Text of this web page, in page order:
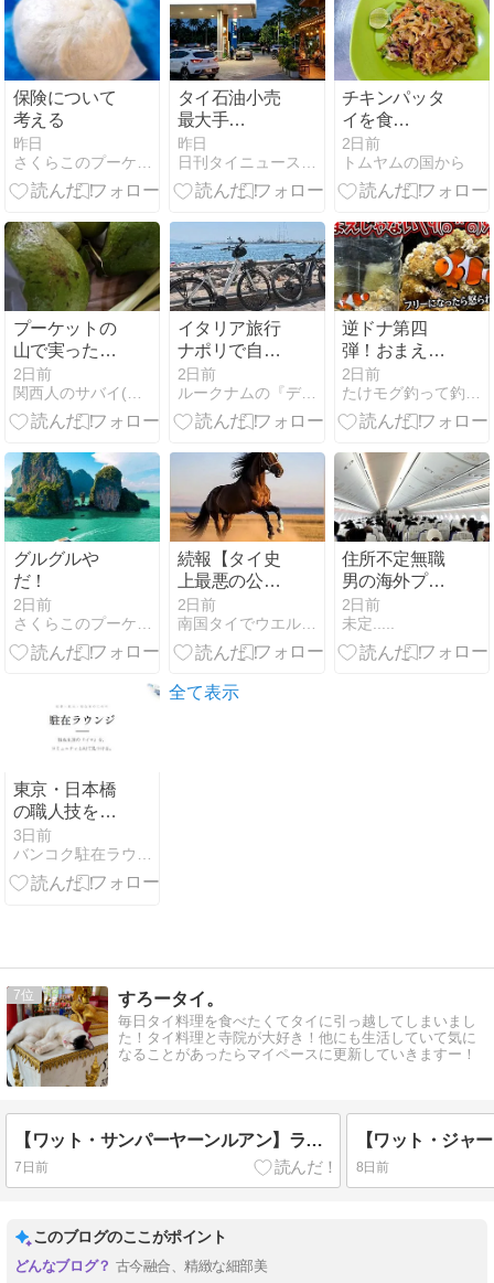
保険について
考える
昨日
タイ石油小売
最大手
PTTOR、上半
期売上3820億
バーツで9.2%
業に投資加速
昨日
チキンパッタ
イを食
す！！！：
Pad Thai &
Tom Yum 2
2日前
トムヤムの国から
プーケットの
山で実ったア
ボカドもらっ
た!
2日前
イタリア旅行
ナポリで自転
車シティツア
ー （4日め
2026年7月29
2日前
ルークナムの『デブだけどタイで自転車のってます。』
逆ドナ第四
弾！おまえじ
ゃないやつ、
たくさん確
保！のまき
2日前
グルグルや
だ！
2日前
続報【タイ史
上最悪の公務
員試験不正事
件】不正に関
与した5,925人
採用候補者名
2日前
南国タイでウエルネスな生活を
住所不定無職
男の海外プラ
プラ旅(インド
ネシア編第1
章)
2日前
未定.....
東京・日本橋
の職人技をタ
イにお届け！
「日本橋とん
かつ 一
3日前
全て表示
7 すろータイ。
毎日タイ料理を食べたくてタイに引っ越してしまいまし
た！タイ料理と寺院が大好き！他にも生活していて気に
なることがあったらマイペースに更新していきますー！
【ワット・サンパーヤーンルアン】ランプーンで絶対行くべき美しい寺院。
7日前 8日前
このブログのここがポイント
古今融合、精緻な細部美